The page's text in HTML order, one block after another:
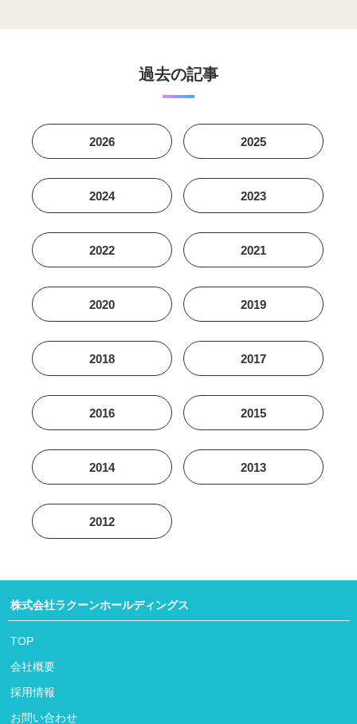
過去の記事
2026 2025
2024 2023
2022 2021
2020 2019
2018 2017
2016 2015
2014 2013
2012
株式会社ラクーンホールディングス
TOP
会社概要
採用情報
お問い合わせ